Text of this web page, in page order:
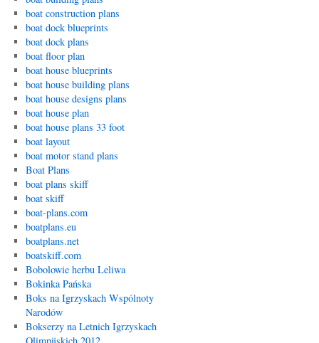
boat construction plans
boat dock blueprints
boat dock plans
boat floor plan
boat house blueprints
boat house building plans
boat house designs plans
boat house plan
boat house plans 33 foot
boat layout
boat motor stand plans
Boat Plans
boat plans skiff
boat skiff
boat-plans.com
boatplans.eu
boatplans.net
boatskiff.com
Bobolowie herbu Leliwa
Bokinka Pańska
Boks na Igrzyskach Wspólnoty
Narodów
Bokserzy na Letnich Igrzyskach